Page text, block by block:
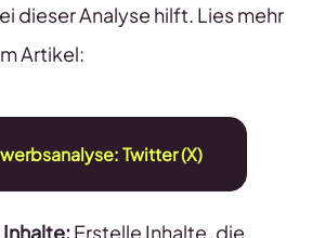
dieser Analyse hilft. Lies mehr
Artikel:
Twitter (X)
Erstelle Inhalte, die